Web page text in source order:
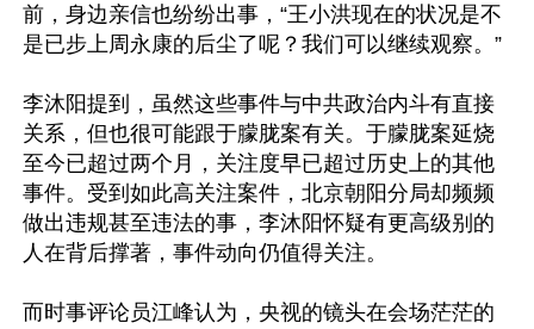
前，身边亲信也纷纷出事，“王小洪现在的状况是不
是已步上周永康的后尘了呢？我们可以继续观察。”
李沐阳提到，虽然这些事件与中共政治内斗有直接
关系，但也很可能跟于朦胧案有关。于朦胧案延烧
至今已超过两个月，关注度早已超过历史上的其他
事件。受到如此高关注案件，北京朝阳分局却频频
做出违规甚至违法的事，李沐阳怀疑有更高级别的
人在背后撑著，事件动向仍值得关注。
而时事评论员江峰认为，央视的镜头在会场茫茫的